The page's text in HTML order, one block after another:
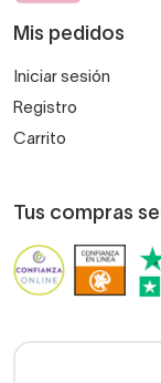
Mis pedidos
Iniciar sesión
Registro
Carrito
Tus compras